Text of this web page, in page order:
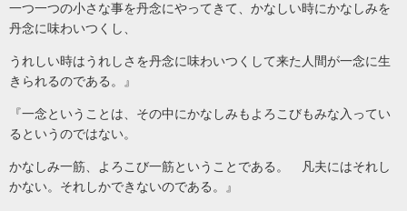
一つ一つの小さな事を丹念にやってきて、かなしい時にかなしみを
丹念に味わいつくし、
うれしい時はうれしさを丹念に味わいつくして来た人間が一念に生
きられるのである。』
『一念ということは、その中にかなしみもよろこびもみな入ってい
るというのではない。
かなしみ一筋、よろこび一筋ということである。 凡夫にはそれし
かない。それしかできないのである。』